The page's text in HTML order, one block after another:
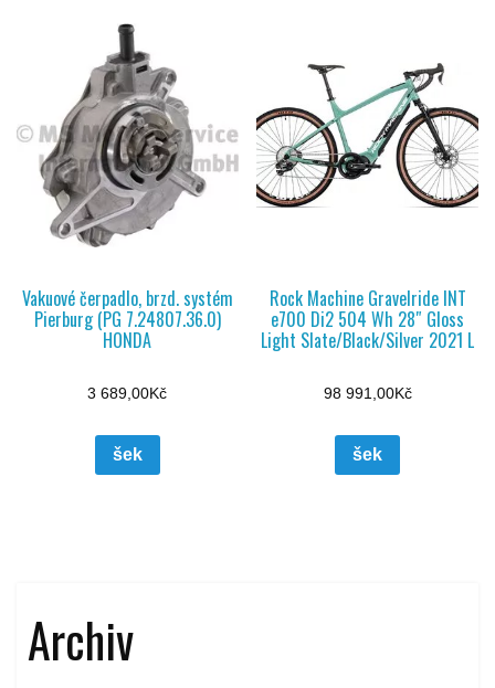
Vakuové čerpadlo, brzd. systém
Pierburg (PG 7.24807.36.0)
HONDA
3 689,00Kč
šek
Rock Machine Gravelride INT
e700 Di2 504 Wh 28″ Gloss
Light Slate/Black/Silver 2021 L
98 991,00Kč
šek
Archiv